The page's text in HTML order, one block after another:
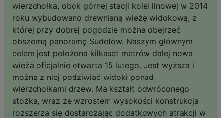
wierzchołka, obok górnej stacji kolei linowej w 2014
roku wybudowano drewnianą wieżę widokową, z
której przy dobrej pogodzie można obejrzeć
obszerną panoramę Sudetów. Naszym głównym
celem jest położona kilkaset metrów dalej nowa
wieża oficjalnie otwarta 15 lutego. Jest wyższa i
można z niej podziwiać widoki ponad
wierzchołkami drzew. Ma kształt odwróconego
stożka, wraz ze wzrostem wysokości konstrukcja
rozszerza się dostarczając dodatkowych atrakcji w